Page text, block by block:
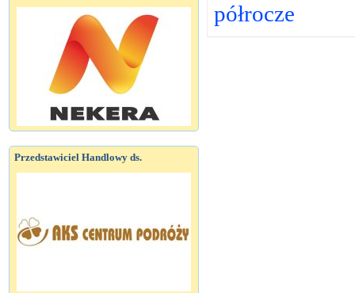
Przedstawiciel Handlowy ds.
półrocze